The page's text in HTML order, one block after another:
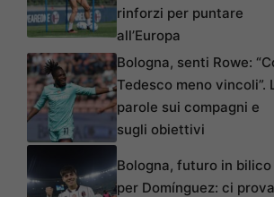
rinforzi per puntare
all’Europa
Bologna, senti Rowe:
Tedesco meno vincoli”.
parole sui compagni e
sugli obiettivi
Bologna, futuro in bilico
per Domínguez: ci